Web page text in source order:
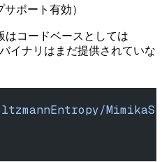
ポート有効）
はコードベースとしては
イナリはまだ提供されていな
MimikaS